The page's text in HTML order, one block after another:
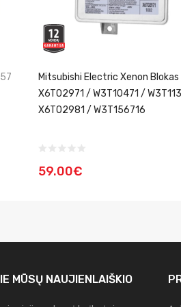
Mitsubishi Electric Xenon Blokas
X6T02971 / W3T10471 /
X6T02981 / W3T156716
59.00€
MŪSŲ NAUJIENLAIŠKIO